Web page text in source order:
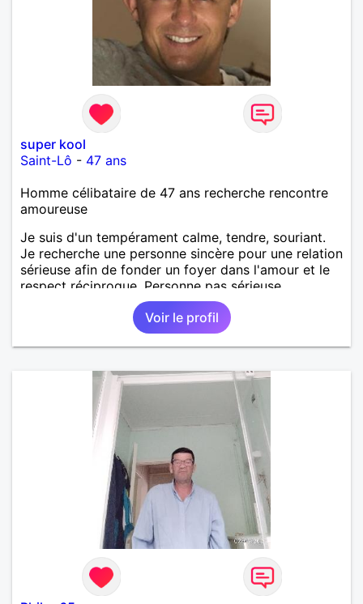
super kool
Saint-Lô - 47 ans
Homme célibataire de 47 ans recherche rencontre
amoureuse
Je suis d'un tempérament calme, tendre, souriant.
Je recherche une personne sincère pour une relation
sérieuse afin de fonder un foyer dans l'amour et le
respect réciproque. Personne pas sérieuse
Voir le profil